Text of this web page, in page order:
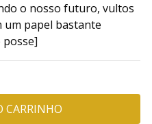
o nosso futuro, vultos
um papel bastante
posse]